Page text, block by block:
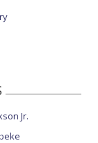
Jr.